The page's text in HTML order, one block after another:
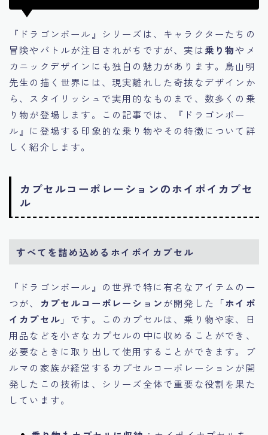
『ドラゴンボール』シリーズは、キャラクターたちの
冒険やバトルが注目されがちですが、実は乗り物やメ
カニックデザインにも独自の魅力があります。鳥山明
先生の描く世界には、現実離れした奇抜なデザインか
ら、スタイリッシュで実用的なものまで、数多くの乗
り物が登場します。この記事では、『ドラゴンボー
ル』に登場する印象的な乗り物やその特徴について詳
しく紹介します。
カプセルコーポレーションのホイポイカプセ
ル
すべてを詰め込めるホイポイカプセル
『ドラゴンボール』の世界で特に有名なアイテムの一
つが、 カプセルコーポレーションが開発した「ホイポ
イカプセル 」です。このカプセルは、乗り物や家、日
用品などを小さなカプセルの中に収めることができ、
必要なときに取り出して使用することができます。ブ
ルマの家族が経営するカプセルコーポレーションが開
発したこの技術は、シリーズ全体で重要な役割を果た
しています。